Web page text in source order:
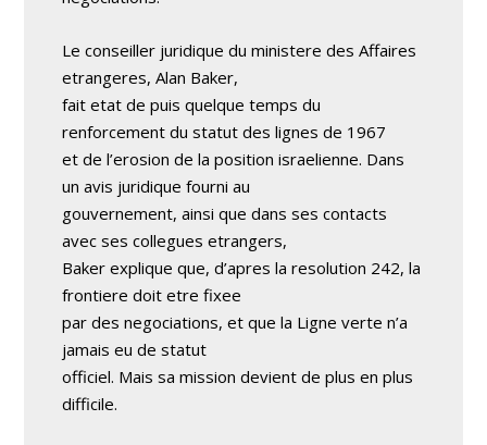
Le conseiller juridique du ministere des Affaires
etrangeres, Alan Baker,
fait etat de puis quelque temps du
renforcement du statut des lignes de 1967
et de l’erosion de la position israelienne. Dans
un avis juridique fourni au
gouvernement, ainsi que dans ses contacts
avec ses collegues etrangers,
Baker explique que, d’apres la resolution 242, la
frontiere doit etre fixee
par des negociations, et que la Ligne verte n’a
jamais eu de statut
officiel. Mais sa mission devient de plus en plus
difficile.